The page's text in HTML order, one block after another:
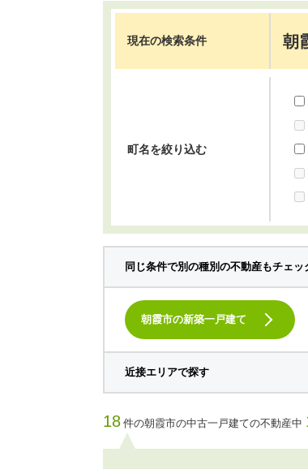
現在の検索条件 朝
町名を絞り込む
同じ条件で別の種別の不動産もチェッ
朝霞市の新築一戸建て
近接エリアで探す
18 件の朝霞市の中古一戸建ての不動産中